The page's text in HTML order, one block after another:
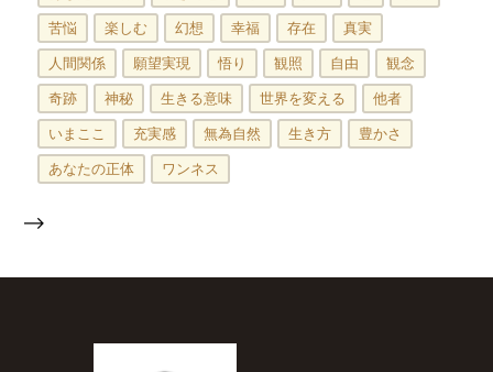
苦悩
楽しむ 幻想 幸福 存在
真実
人間関係
願望実現 悟り 観照 自由
観念
奇跡
神秘 生きる意味 世界を変える
他者
いまここ
充実感 無為自然 生き方
豊かさ
あなたの正体
ワンネス
-->